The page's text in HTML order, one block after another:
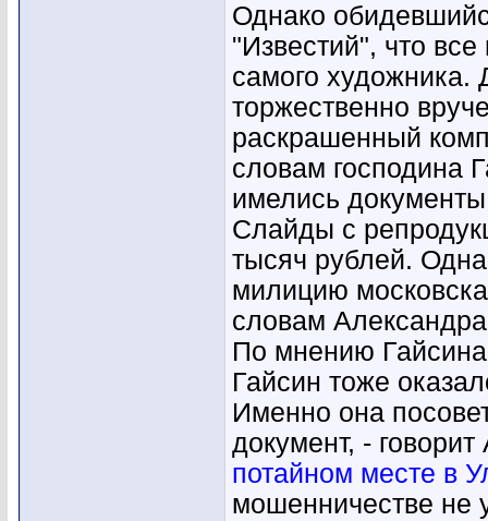
Однако
"Известий", что
самого художника.
торжественно
раскрашенный
словам господина
имелись
Слайды с
тысяч рублей.
милицию
словам
По мнению
Гайсин тоже
Именно она
документ, -
потайном месте в
мошенничестве не